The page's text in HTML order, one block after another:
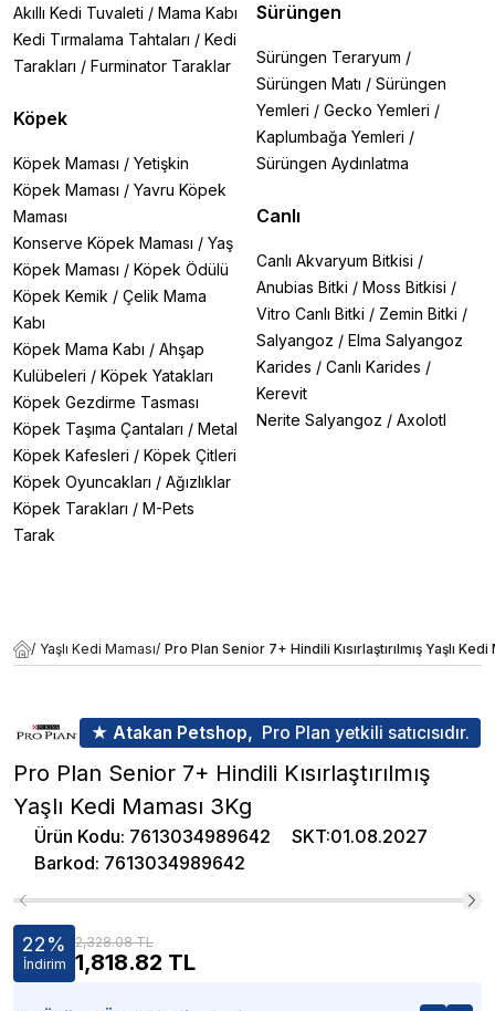
Akıllı Kedi Tuvaleti / Mama Kabı
Kedi Tırmalama Tahtaları / Kedi
Tarakları / Furminator Taraklar
Köpek
Köpek Maması / Yetişkin
Köpek Maması / Yavru Köpek
Maması
Konserve Köpek Maması / Yaş
Köpek Maması / Köpek Ödülü
Köpek Kemik / Çelik Mama
Kabı
Köpek Mama Kabı / Ahşap
Kulübeleri / Köpek Yatakları
Köpek Gezdirme Tasması
Köpek Taşıma Çantaları / Metal
Köpek Kafesleri / Köpek Çitleri
Köpek Oyuncakları / Ağızlıklar
Köpek Tarakları / M-Pets
Tarak
Sürüngen
Sürüngen Teraryum /
Sürüngen Matı / Sürüngen
Yemleri / Gecko Yemleri /
Kaplumbağa Yemleri /
Sürüngen Aydınlatma
Canlı
Canlı Akvaryum Bitkisi /
Anubias Bitki / Moss Bitkisi /
Vitro Canlı Bitki / Zemin Bitki /
Salyangoz / Elma Salyangoz
Karides / Canlı Karides /
Kerevit
Nerite Salyangoz / Axolotl
/ Yaşlı Kedi Maması/ Pro Plan Senior 7+ Hindili Kısırlaştırılmış Yaşlı Kedi
★ Atakan Petshop, Pro Plan yetkili satıcısıdır.
Pro Plan Senior 7+ Hindili Kısırlaştırılmış
Yaşlı Kedi Maması 3Kg
Ürün Kodu: 7613034989642 SKT:01.08.2027
Barkod: 7613034989642
22%
İndirim
2,328.08 TL
1,818.82 TL